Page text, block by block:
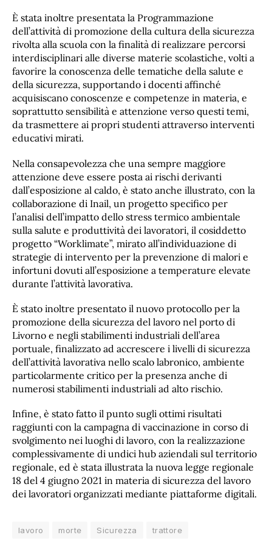
È stata inoltre presentata la Programmazione
dell’attività di promozione della cultura della sicurezza
rivolta alla scuola con la finalità di realizzare percorsi
interdisciplinari alle diverse materie scolastiche, volti a
favorire la conoscenza delle tematiche della salute e
della sicurezza, supportando i docenti affinché
acquisiscano conoscenze e competenze in materia, e
soprattutto sensibilità e attenzione verso questi temi,
da trasmettere ai propri studenti attraverso interventi
educativi mirati.
Nella consapevolezza che una sempre maggiore
attenzione deve essere posta ai rischi derivanti
dall’esposizione al caldo, è stato anche illustrato, con la
collaborazione di Inail, un progetto specifico per
l’analisi dell’impatto dello stress termico ambientale
sulla salute e produttività dei lavoratori, il cosiddetto
progetto “Worklimate”, mirato all’individuazione di
strategie di intervento per la prevenzione di malori e
infortuni dovuti all’esposizione a temperature elevate
durante l’attività lavorativa.
È stato inoltre presentato il nuovo protocollo per la
promozione della sicurezza del lavoro nel porto di
Livorno e negli stabilimenti industriali dell’area
portuale, finalizzato ad accrescere i livelli di sicurezza
dell’attività lavorativa nello scalo labronico, ambiente
particolarmente critico per la presenza anche di
numerosi stabilimenti industriali ad alto rischio.
Infine, è stato fatto il punto sugli ottimi risultati
raggiunti con la campagna di vaccinazione in corso di
svolgimento nei luoghi di lavoro, con la realizzazione
complessivamente di undici hub aziendali sul territorio
regionale, ed è stata illustrata la nuova legge regionale
18 del 4 giugno 2021 in materia di sicurezza del lavoro
dei lavoratori organizzati mediante piattaforme digitali.
lavoro morte Sicurezza trattore